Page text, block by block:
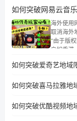
权限制问题
朋友们，
讯视频地
湾、美国
学、定居
如何突破网易云音
海外使用
取消海外地区限制。 当在海
“由于版权
户如香港
地区及版
户收听网
工作、留
所困扰。
如何突破爱奇艺地域
如何突破喜马拉雅地
如何突破优酷视频地